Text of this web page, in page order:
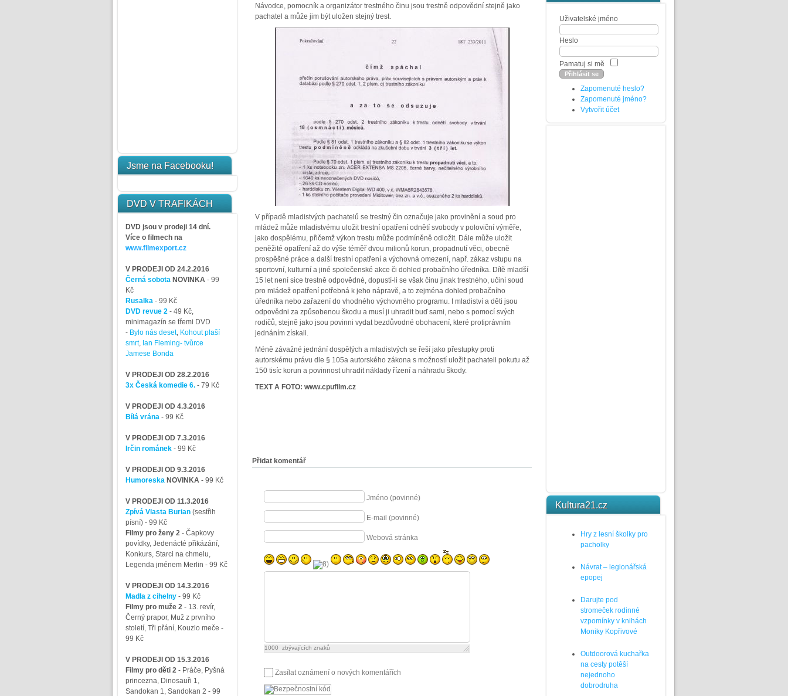
Jsme na Facebooku!
DVD V TRAFIKÁCH
DVD jsou v prodeji 14 dní.
Více o filmech na
www.filmexport.cz
V PRODEJI OD 24.2.2016
Černá sobotaNOVINKA - 99
Kč
Rusalka- 99 Kč
DVD revue 2- 49 Kč,
minimagazín se třemi DVD
- Bylo nás deset, Kohout plaší
smrt, Ian Fleming- tvůrce
Jamese Bonda
V PRODEJI OD 28.2.2016
3x Česká komedie 6. - 79 Kč
V PRODEJI OD 4.3.2016
Bílá vrána- 99 Kč
V PRODEJI OD 7.3.2016
Irčin románek - 99 Kč
V PRODEJI OD 9.3.2016
HumoreskaNOVINKA - 99 Kč
V PRODEJI OD 11.3.2016
Zpívá Vlasta Burian (sestřih
písní) - 99 Kč
Filmy pro ženy 2- Čapkovy
povídky, Jedenácté přikázání,
Konkurs, Starci na chmelu,
Legenda jménem Merlin - 99 Kč
V PRODEJI OD 14.3.2016
Madla z cihelny - 99 Kč
Filmy pro muže 2- 13. revír,
Černý prapor, Muž z prvního
století, Tři přání, Kouzlo meče -
99 Kč
V PRODEJI OD 15.3.2016
Filmy pro děti 2- Práče, Pyšná
princezna, Dinosauři 1,
Sandokan 1, Sandokan 2 - 99
Návodce, pomocník a organizátor trestného činu jsou trestně odpovědní stejně jako
pachatel a může jim být uložen stejný trest.
V případě mladistvých pachatelů se trestný čin označuje jako provinění a soud pro
mládež může mladistvému uložit trestní opatření odnětí svobody v poloviční výměře,
jako dospělému, přičemž výkon trestu může podmíněně odložit. Dále může uložit
peněžité opatření až do výše téměř dvou milionů korun, propadnutí věci, obecně
prospěšné práce a další trestní opatření a výchovná omezení, např. zákaz vstupu na
sportovní, kulturní a jiné společenské akce či dohled probačního úředníka. Dítě mladší
15 let není sice trestně odpovědné, dopustí-li se však činu jinak trestného, učiní soud
pro mládež opatření potřebná k jeho nápravě, a to zejména dohled probačního
úředníka nebo zařazení do vhodného výchovného programu. I mladiství a děti jsou
odpovědni za způsobenou škodu a musí ji uhradit buď sami, nebo s pomocí svých
rodičů, stejně jako jsou povinni vydat bezdůvodné obohacení, které protiprávním
jednáním získali.
Méně závažné jednání dospělých a mladistvých se řeší jako přestupky proti
autorskému právu dle § 105a autorského zákona s možností uložit pachateli pokutu až
150 tisíc korun a povinnost uhradit náklady řízení a náhradu škody.
TEXT A FOTO: www.cpufilm.cz
Přidat komentář
Jméno (povinné)
E-mail (povinné)
Webová stránka
1000 zbývajících znaků
Zasílat oznámení o nových komentářích
Uživatelské jméno
Heslo
Pamatuj si mě
Zapomenuté heslo?
Zapomenuté jméno?
Vytvořit účet
Kultura21.cz
Hry z lesní školky pro
pacholky
Návrat – legionářská
epopej
Darujte pod
stromeček rodinné
vzpomínky v knihách
Moniky Kopřivové
Outdoorová kuchařka
na cesty potěší
nejednoho
dobrodruha